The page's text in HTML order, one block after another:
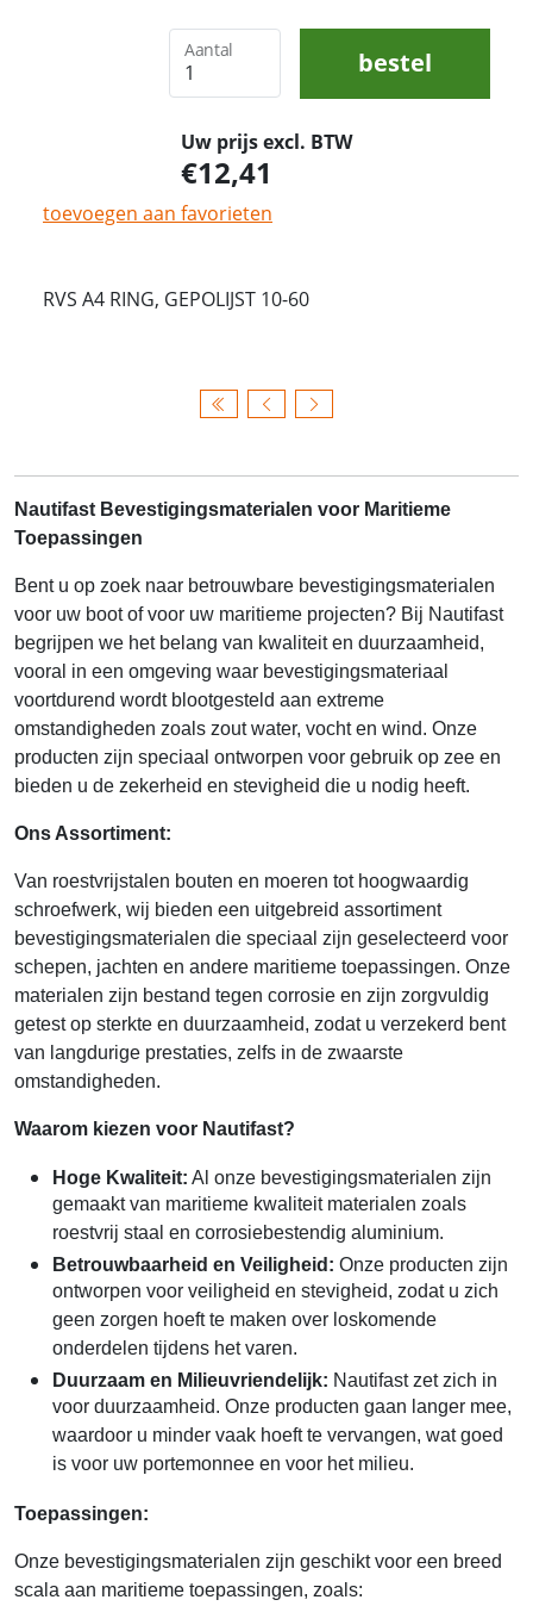
Aantal bestel
Uw prijs excl. BTW
12,41
toevoegen aan favorieten
RVS A4 RING, GEPOLIJST 10-60
Nautifast Bevestigingsmaterialen voor Maritieme
Toepassingen
Bent u op zoek naar betrouwbare bevestigingsmaterialen
voor uw boot of voor uw maritieme projecten? Bij Nautifast
begrijpen we het belang van kwaliteit en duurzaamheid,
vooral in een omgeving waar bevestigingsmateriaal
voortdurend wordt blootgesteld aan extreme
omstandigheden zoals zout water, vocht en wind. Onze
producten zijn speciaal ontworpen voor gebruik op zee en
bieden u de zekerheid en stevigheid die u nodig heeft.
Ons Assortiment:
Van roestvrijstalen bouten en moeren tot hoogwaardig
schroefwerk, wij bieden een uitgebreid assortiment
bevestigingsmaterialen die speciaal zijn geselecteerd voor
schepen, jachten en andere maritieme toepassingen. Onze
materialen zijn bestand tegen corrosie en zijn zorgvuldig
getest op sterkte en duurzaamheid, zodat u verzekerd bent
van langdurige prestaties, zelfs in de zwaarste
omstandigheden.
Waarom kiezen voor Nautifast?
Hoge Kwaliteit: Al onze bevestigingsmaterialen zijn
gemaakt van maritieme kwaliteit materialen zoals
roestvrij staal en corrosiebestendig aluminium.
Betrouwbaarheid en Veiligheid: Onze producten zijn
ontworpen voor veiligheid en stevigheid, zodat u zich
geen zorgen hoeft te maken over loskomende
onderdelen tijdens het varen.
Duurzaam en Milieuvriendelijk: Nautifast zet zich in
voor duurzaamheid. Onze producten gaan langer mee,
waardoor u minder vaak hoeft te vervangen, wat goed
is voor uw portemonnee en voor het milieu.
Toepassingen:
Onze bevestigingsmaterialen zijn geschikt voor een breed
scala aan maritieme toepassingen, zoals: